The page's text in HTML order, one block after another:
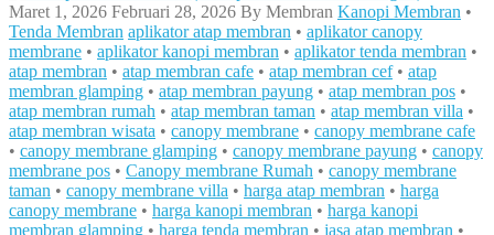
Maret 1, 2026 Februari 28, 2026 By Membran Kanopi Membran •
Tenda Membran aplikator atap membran • aplikator canopy
membrane • aplikator kanopi membran • aplikator tenda membran •
atap membran • atap membran cafe • atap membran cef• atap
membran glamping • atap membran payung • atap membran pos •
atap membran rumah • atap membran taman • atap membran villa •
atap membran wisata • canopy membrane • canopy membrane cafe
• canopy membrane glamping • canopy membrane payung • canopy
membrane pos • Canopy membrane Rumah • canopy membrane
taman • canopy membrane villa • harga atap membran • harga
canopy membrane • harga kanopi membran • harga kanopi
membran glamping • harga tenda membran • jasa atap membran •